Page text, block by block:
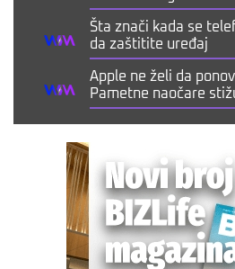
Šta znači kada se
da zaštitite uređaj
Apple ne želi da
Pametne naočare